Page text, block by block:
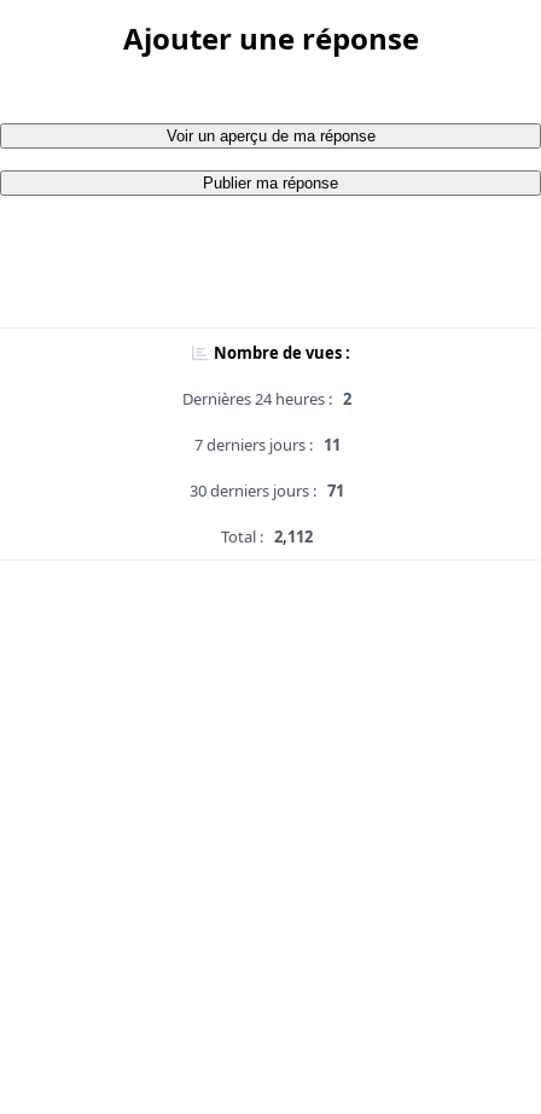
Ajouter une réponse
Voir un aperçu de ma réponse
Publier ma réponse
Nombre de vues :
Dernières 24 heures : 2
7 derniers jours : 11
30 derniers jours : 71
Total : 2,112